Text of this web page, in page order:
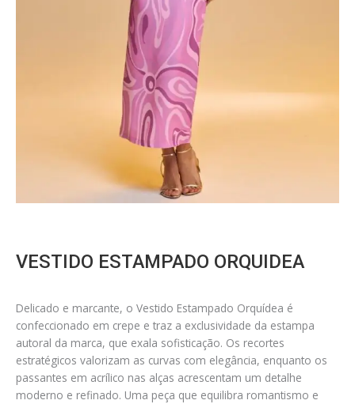
VESTIDO ESTAMPADO ORQUIDEA
Delicado e marcante, o Vestido Estampado Orquídea é
confeccionado em crepe e traz a exclusividade da estampa
autoral da marca, que exala sofisticação. Os recortes
estratégicos valorizam as curvas com elegância, enquanto os
passantes em acrílico nas alças acrescentam um detalhe
moderno e refinado. Uma peça que equilibra romantismo e